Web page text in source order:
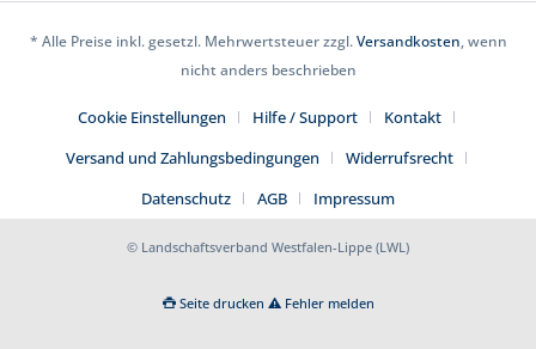
* Alle Preise inkl. gesetzl. Mehrwertsteuer zzgl.Versandkosten, wenn
nicht anders beschrieben
Cookie Einstellungen Hilfe / Support
Kontakt
Versand und Zahlungsbedingungen
Widerrufsrecht
Datenschutz
AGB Impressum
© Landschaftsverband Westfalen-Lippe (LWL)
Seite drucken Fehler melden